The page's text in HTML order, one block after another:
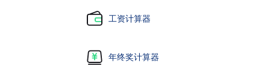
工资计算器
年终奖计算器